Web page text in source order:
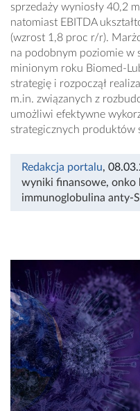
sprzedaży wyniosły 40,2
natomiast EBITDA
(wzrost 1,8 proc r/r).
na podobnym poziomie w
minionym roku Biomed-
strategię i rozpoczął
m.in. związanych z
umożliwi efektywne
strategicznych produktów
Redakcja portalu,
wyniki finansowe, onko
immunoglobulina anty-